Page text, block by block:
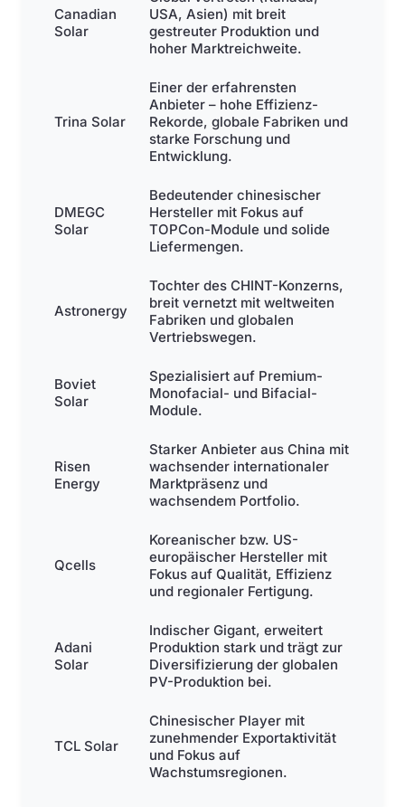
Canadian
Solar
USA, Asien) mit breit
gestreuter Produktion und
hoher Marktreichweite.
Trina Solar
Einer der erfahrensten
Anbieter – hohe Effizienz-
Rekorde, globale Fabriken und
starke Forschung und
Entwicklung.
DMEGC
Solar
Bedeutender chinesischer
Hersteller mit Fokus auf
TOPCon-Module und solide
Liefermengen.
Astronergy
Tochter des CHINT-Konzerns,
breit vernetzt mit weltweiten
Fabriken und globalen
Vertriebswegen.
Boviet
Solar
Spezialisiert auf Premium-
Monofacial- und Bifacial-
Module.
Risen
Energy
Starker Anbieter aus China mit
wachsender internationaler
Marktpräsenz und
wachsendem Portfolio.
Qcells
Koreanischer bzw. US-
europäischer Hersteller mit
Fokus auf Qualität, Effizienz
und regionaler Fertigung.
Adani
Solar
Indischer Gigant, erweitert
Produktion stark und trägt zur
Diversifizierung der globalen
PV-Produktion bei.
TCL Solar
Chinesischer Player mit
zunehmender Exportaktivität
und Fokus auf
Wachstumsregionen.